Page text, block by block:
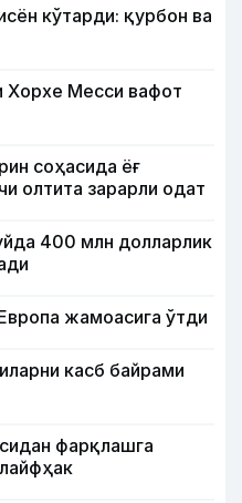
кўтарди: қурбон ва
Хорхе Месси вафот
соҳасида ёғ
олтита зарарли одат
400 млн долларлик
жамоасига ўтди
касб байрами
фарқлашга